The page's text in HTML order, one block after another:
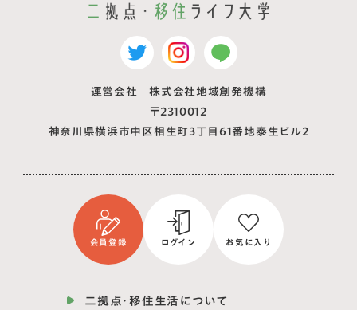
運営会社 株式会社地域創発機構
〒2310012
神奈川県横浜市中区相生町3丁目61番地泰生ビル2
会員登録 ログイン お気に入り
二拠点・移住生活について